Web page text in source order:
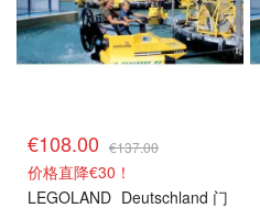
€108.00 €137.00
价格直降€30！
LEGOLAND Deutschland 门